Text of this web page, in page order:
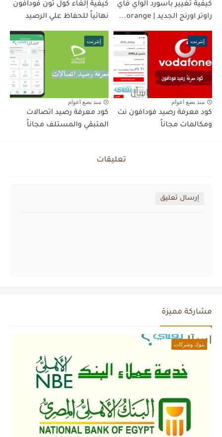
كيفية تغيير باسورد الواي فاي
راوتر اورنج الجديد | orange...
كيفية إلغاء كول تون فودافون
نهائياً للحفاظ علي الرصيد
إنترنت
منذ بضع اعوام
كود معرفة رصيد فودافون نت
ومكالمات مجاناً
إنترنت
منذ بضع اعوام
كود معرفة رصيد اتصالات
المتبقي والمستلف مجاناً
تعليقات
إرسال تعليق
مشاركة مميزة
بنوك وشركات